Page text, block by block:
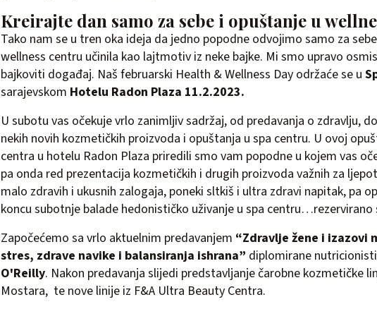
Kreirajte dan samo za sebe i opuštanje u
Tako nam se u tren oka ideja da jedno popodne odvojimo samo za
wellness centru učinila kao lajtmotiv iz neke bajke. Mi smo upravo
bajkoviti događaj. Naš februarski Health & Wellness Day održaće se u
sarajevskom Hotelu Radon Plaza 11.2.2023.
U subotu vas očekuje vrlo zanimljiv sadržaj, od predavanja o zdravlju,
nekih novih kozmetičkih proizvoda i opuštanja u spa centru. U ovoj
centra u hotelu Radon Plaza priredili smo vam popodne u kojem vas
pa onda red prezentacija kozmetičkih i drugih proizvoda važnih za
malo zdravih i ukusnih zalogaja, poneki sltkiš i ultra zdravi napitak, pa
koncu subotnje balade hedonističko uživanje u spa centru…rezervirano
Započećemo sa vrlo aktuelnim predavanjem “Zdravlje žene i izazovi
stres, zdrave navike i balansiranja ishrana” diplomirane
O'Reilly. Nakon predavanja slijedi predstavljanje čarobne kozmetičke
Mostara, te nove linije iz F&A Ultra Beauty Centra.